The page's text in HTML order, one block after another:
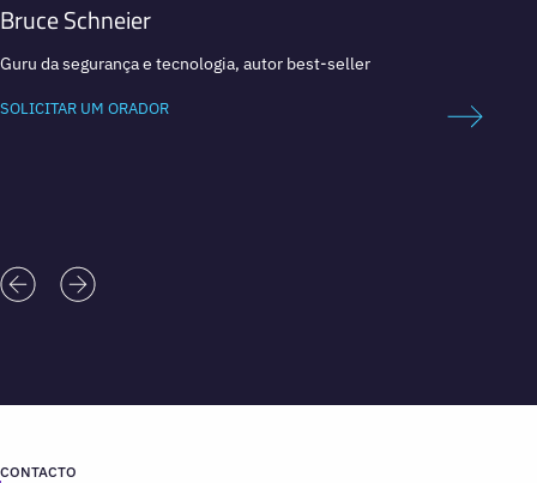
Bruce Schneier
Guru da segurança e tecnologia, autor best-seller
SOLICITAR UM ORADOR
CONTACTO